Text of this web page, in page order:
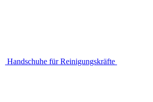
Handschuhe für Reinigungskräfte